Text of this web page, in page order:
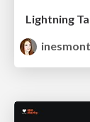
Lightning